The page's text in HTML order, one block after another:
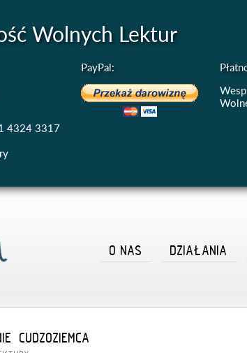
Wolnych Lektur
4324 3317
PayPal:
DZIAŁANIA
O NAS
„CUDZOZIEMCA”